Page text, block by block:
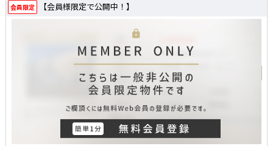
会員限定 【会員様限定で公開中！】